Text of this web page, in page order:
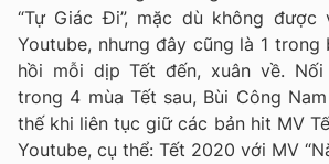
“Tự Giác Đi”, mặc dù không được
Youtube, nhưng đây cũng là 1
hồi mỗi dịp Tết đến, xuân về.
trong 4 mùa Tết sau, Bùi Công
thế khi liên tục giữ các bản hit MV
Youtube, cụ thể: Tết 2020 với MV